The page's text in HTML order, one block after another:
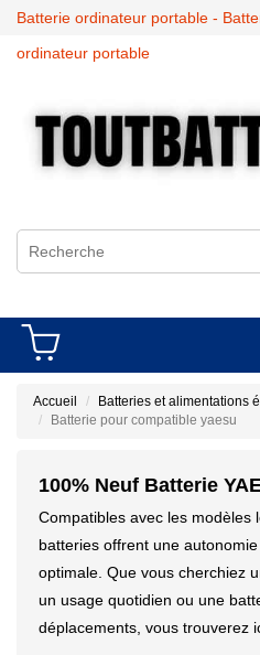
Batterie ordinateur portable -
ordinateur portable
Accueil
Batteries et alimentations
Batterie pour compatible yaesu
100% Neuf Batterie
Compatibles avec les modèles
batteries offrent une
optimale. Que vous cherchiez
un usage quotidien ou une
déplacements, vous trouverez